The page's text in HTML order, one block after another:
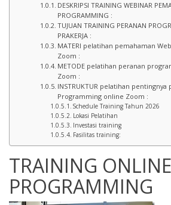
DESKRIPSI TRAINING WEBINAR
PROGRAMMING :
TUJUAN TRAINING PERANAN
PRAKERJA :
MATERI pelatihan pemahaman
Zoom :
METODE pelatihan peranan
Zoom :
INSTRUKTUR pelatihan pentingnya
Programming online Zoom :
Schedule Training Tahun 2026
Lokasi Pelatihan
Investasi training
Fasilitas training:
TRAINING
PROGRAMMING